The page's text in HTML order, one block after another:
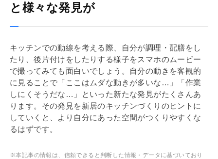
と様々な発見が
キッチンでの動線を考える際、自分が調理・配膳をし
たり、後片付けをしたりする様子をスマホのムービー
で撮ってみても面白いでしょう。自分の動きを客観的
に見ることで「ここはムダな動きが多いな…」「作業
しにくそうだな…」といった新たな発見がたくさんあ
ります。その発見を新居のキッチンづくりのヒントに
していくと、より自分にあった空間がつくりやすくな
るはずです。
※本記事の情報は、信頼できると判断した情報・データに基づいており